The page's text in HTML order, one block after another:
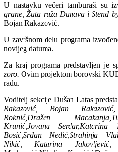
U nastavku večeri tamburaši su
grane, Žuta ruža Dunava i Stend
Bojan Rakazović.
U završnom delu programa
novijeg datuma.
Za kraj programa predstavljen je
zoro.Ovim projektom borovski
radu.
Voditelj sekcije Dušan Latas
Rakazović, Bojan
Roknić,Dražen
Krunić,Jovana Serdar,Katarina
Bosić,Srđan Nedić,Strahinja
Nikić, Katarina